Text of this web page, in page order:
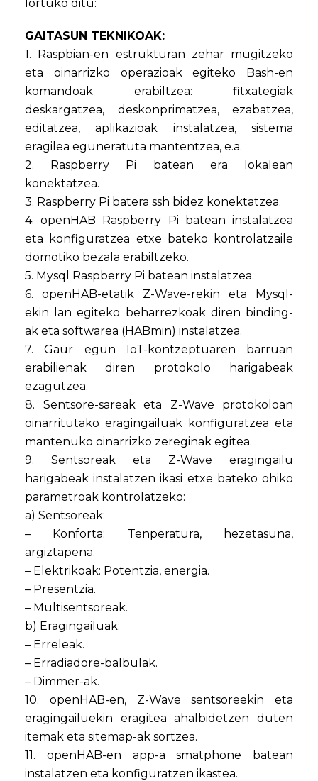
lortuko ditu:
GAITASUN TEKNIKOAK:
1. Raspbian-en estrukturan zehar mugitzeko
eta oinarrizko operazioak egiteko Bash-en
komandoak erabiltzea: fitxategiak
deskargatzea, deskonprimatzea, ezabatzea,
editatzea, aplikazioak instalatzea, sistema
eragilea eguneratuta mantentzea, e.a.
2. Raspberry Pi batean era lokalean
konektatzea.
3. Raspberry Pi batera ssh bidez konektatzea.
4. openHAB Raspberry Pi batean instalatzea
eta konfiguratzea etxe bateko kontrolatzaile
domotiko bezala erabiltzeko.
5. Mysql Raspberry Pi batean instalatzea.
6. openHAB-etatik Z-Wave-rekin eta Mysql-
ekin lan egiteko beharrezkoak diren binding-
ak eta softwarea (HABmin) instalatzea.
7. Gaur egun IoT-kontzeptuaren barruan
erabilienak diren protokolo harigabeak
ezagutzea.
8. Sentsore-sareak eta Z-Wave protokoloan
oinarritutako eragingailuak konfiguratzea eta
mantenuko oinarrizko zereginak egitea.
9. Sentsoreak eta Z-Wave eragingailu
harigabeak instalatzen ikasi etxe bateko ohiko
parametroak kontrolatzeko:
a) Sentsoreak:
– Konforta: Tenperatura, hezetasuna,
argiztapena.
– Elektrikoak: Potentzia, energia.
– Presentzia.
– Multisentsoreak.
b) Eragingailuak:
– Erreleak.
– Erradiadore-balbulak.
– Dimmer-ak.
10. openHAB-en, Z-Wave sentsoreekin eta
eragingailuekin eragitea ahalbidetzen duten
itemak eta sitemap-ak sortzea.
11. openHAB-en app-a smatphone batean
instalatzen eta konfiguratzen ikastea.